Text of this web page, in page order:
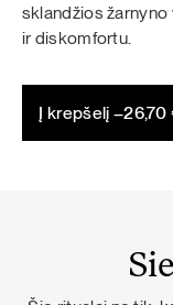
sklandžios
ir diskomfortu.
Į krepšelį –26,70